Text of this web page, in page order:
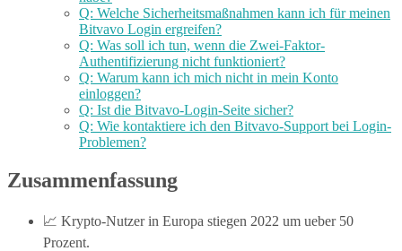
Q: Welche Sicherheitsmaßnahmen kann ich für meinen
Bitvavo Login ergreifen?
Q: Was soll ich tun, wenn die Zwei-Faktor-
Authentifizierung nicht funktioniert?
Q: Warum kann ich mich nicht in mein Konto
einloggen?
Q: Ist die Bitvavo-Login-Seite sicher?
Q: Wie kontaktiere ich den Bitvavo-Support bei Login-
Problemen?
Zusammenfassung
📈 Krypto-Nutzer in Europa stiegen 2022 um ueber 50
Prozent.